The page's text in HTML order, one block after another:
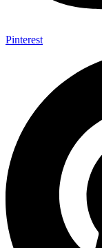
Pinterest